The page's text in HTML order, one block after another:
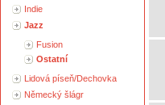
Indie
Jazz
Fusion
Ostatní
Lidová píseň/Dechovka
Německý šlágr